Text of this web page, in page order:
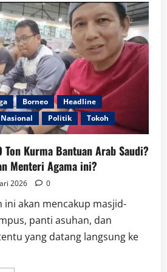
Odi
Kritik
Pedas
Kebijakan
MBG
Salah
Sasaran
dan
Mubazir
Anggaran
Borneo
Headline
Nasional Politik Tokoh
Ton Kurma Bantuan Arab Saudi?
Menteri Agama ini?
2026 0
akan mencakup masjid-
panti asuhan, dan
yang datang langsung ke